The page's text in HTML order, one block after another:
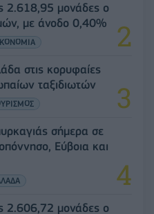
2.618,95 μονάδες ο
με άνοδο 0,40%
στις κορυφαίες
ταξιδιωτών
σήμερα σε
Εύβοια και
2.606,72 μονάδες ο